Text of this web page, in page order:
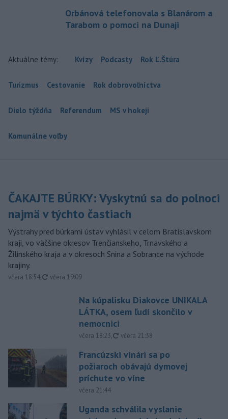
Orbánová telefonovala s Blanárom a
Tarabom o pomoci na Dunaji
Aktuálne témy: Kvízy Podcasty Rok Ľ.Štúra
Turizmus Cestovanie Rok dobrovoľníctva
Dielo týždňa Referendum MS v hokeji
Komunálne voľby
ČAKAJTE BÚRKY: Vyskytnú sa do polnoci
najmä v týchto častiach
Výstrahy pred búrkami ústav vyhlásil v celom Bratislavskom
kraji, vo väčšine okresov Trenčianskeho, Trnavského a
Žilinského kraja a v okresoch Snina a Sobrance na východe
krajiny.
včera 18:54, aktualizované
včera 19:09
Na kúpalisku Diakovce UNIKALA
LÁTKA, osem ľudí skončilo v
nemocnici
včera 18:23, aktualizované
včera 21:38
Francúzski vinári sa po
požiaroch obávajú dymovej
príchute vo víne
včera 21:44
Uganda schválila vyslanie